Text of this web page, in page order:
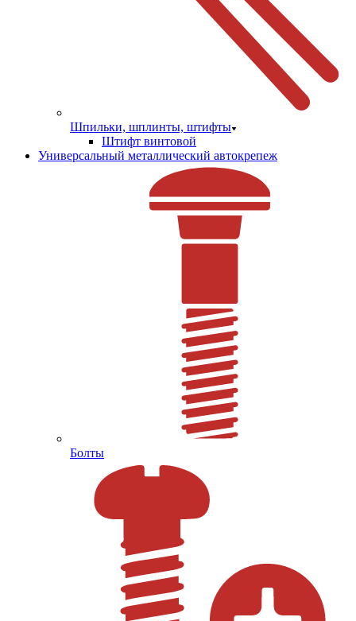
Шпильки, шплинты, штифты
Штифт винтовой
Универсальный металлический автокрепеж
Болты